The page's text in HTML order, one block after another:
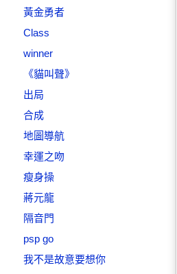
黃金勇者
Class
winner
《貓叫聲》
出局
合成
地圖導航
幸運之吻
瘦身操
蔣元龍
隔音門
psp go
我不是故意要想你